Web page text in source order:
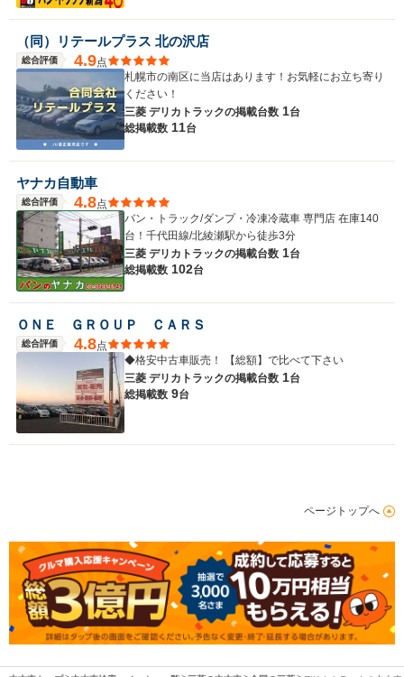
（同）リテールプラス 北の沢店
総合評価 4.9点
札幌市の南区に当店はあります！お気軽にお立ち寄り
ください！
三菱 デリカトラックの掲載台数 1台
総掲載数 11台
ヤナカ自動車
総合評価 4.8点
バン・トラック/ダンプ・冷凍冷蔵車 専門店 在庫140
台！千代田線/北綾瀬駅から徒歩3分
三菱 デリカトラックの掲載台数 1台
総掲載数 102台
ＯＮＥ ＧＲＯＵＰ ＣＡＲＳ
総合評価 4.8点
◆格安中古車販売！ 【総額】で比べて下さい
三菱 デリカトラックの掲載台数 1台
総掲載数 9台
ページトップへ